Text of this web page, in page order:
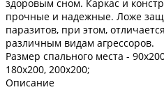
здоровым сном. Каркас и
прочные и надежные. Ложе
паразитов, при этом,
различным видам агрессоров.
Размер спального места -
180х200, 200х200;
Описание